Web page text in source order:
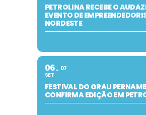
PETROLINA RECEBE O
EVENTO DE
NORDESTE
06
SET
07
FESTIVAL DO GRAU
CONFIRMA EDIÇÃO EM